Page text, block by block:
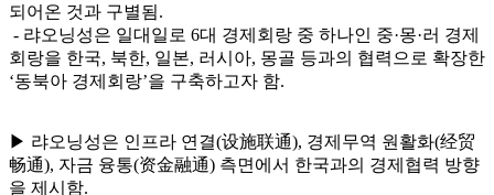
되어온 것과 구별됨.
- 랴오닝성은 일대일로 6대 경제회랑 중 하나인 중·몽·러 경제
회랑을 한국, 북한, 일본, 러시아, 몽골 등과의 협력으로 확장한
‘동북아 경제회랑’을 구축하고자 함.
▶ 랴오닝성은 인프라 연결(设施联通), 경제무역 원활화(经贸
畅通), 자금 융통(资金融通) 측면에서 한국과의 경제협력 방향
을 제시함.